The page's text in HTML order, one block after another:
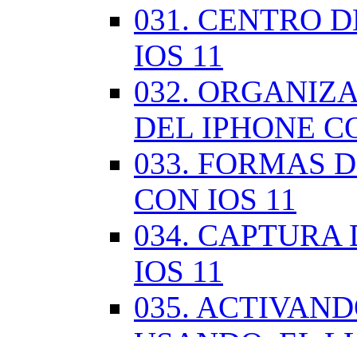
031. CENTRO
IOS 11
032.
DEL IPHONE
033. FORMAS
CON IOS 11
034. CAPTURA
IOS 11
035.